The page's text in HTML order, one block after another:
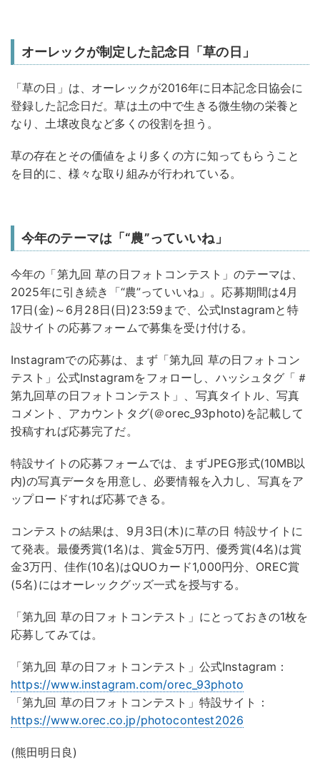
オーレックが制定した記念日「草の日」
「草の日」は、オーレックが2016年に日本記念日協会に
登録した記念日だ。草は土の中で生きる微生物の栄養と
なり、土壌改良など多くの役割を担う。
草の存在とその価値をより多くの方に知ってもらうこと
を目的に、様々な取り組みが行われている。
今年のテーマは「“農”っていいね」
今年の「第九回 草の日フォトコンテスト」のテーマは、
2025年に引き続き「“農”っていいね」。応募期間は4月
17日(金)～6月28日(日)23:59まで、公式Instagramと特
設サイトの応募フォームで募集を受け付ける。
Instagramでの応募は、まず「第九回 草の日フォトコン
テスト」公式Instagramをフォローし、ハッシュタグ「＃
第九回草の日フォトコンテスト」、写真タイトル、写真
コメント、アカウントタグ(＠orec_93photo)を記載して
投稿すれば応募完了だ。
特設サイトの応募フォームでは、まずJPEG形式(10MB以
内)の写真データを用意し、必要情報を入力し、写真をア
ップロードすれば応募できる。
コンテストの結果は、9月3日(木)に草の日 特設サイトに
て発表。最優秀賞(1名)は、賞金5万円、優秀賞(4名)は賞
金3万円、佳作(10名)はQUOカード1,000円分、OREC賞
(5名)にはオーレックグッズ一式を授与する。
「第九回 草の日フォトコンテスト」にとっておきの1枚を
応募してみては。
「第九回 草の日フォトコンテスト」公式Instagram：
https://www.instagram.com/orec_93photo
「第九回 草の日フォトコンテスト」特設サイト：
https://www.orec.co.jp/photocontest2026
(熊田明日良)